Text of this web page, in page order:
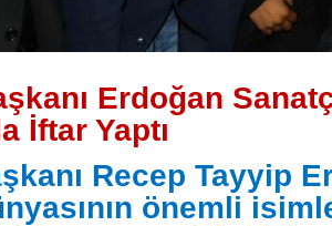
Erdoğan
İftar Yaptı
Recep Tayyip
önemli